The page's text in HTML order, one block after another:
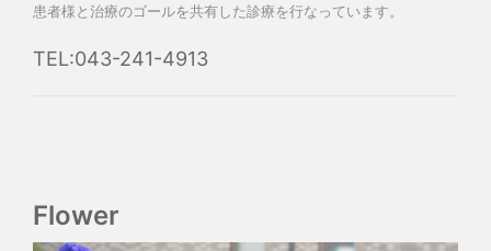
患者様と治療のゴールを共有した診療を行なっています。
TEL:043-241-4913
Flower